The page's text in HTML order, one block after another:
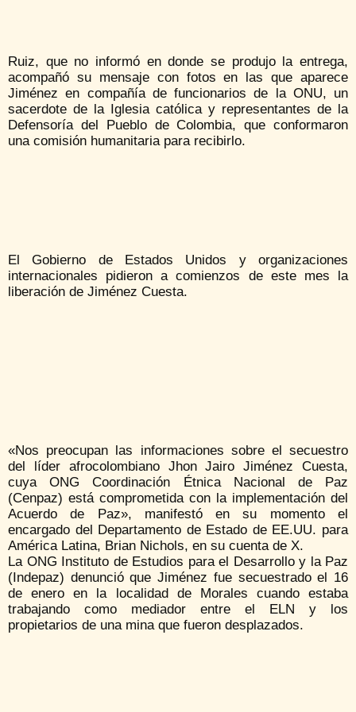
Ruiz, que no informó en donde se produjo la entrega,
acompañó su mensaje con fotos en las que aparece
Jiménez en compañía de funcionarios de la ONU, un
sacerdote de la Iglesia católica y representantes de la
Defensoría del Pueblo de Colombia, que conformaron
una comisión humanitaria para recibirlo.
El Gobierno de Estados Unidos y organizaciones
internacionales pidieron a comienzos de este mes la
liberación de Jiménez Cuesta.
«Nos preocupan las informaciones sobre el secuestro
del líder afrocolombiano Jhon Jairo Jiménez Cuesta,
cuya ONG Coordinación Étnica Nacional de Paz
(Cenpaz) está comprometida con la implementación del
Acuerdo de Paz», manifestó en su momento el
encargado del Departamento de Estado de EE.UU. para
América Latina, Brian Nichols, en su cuenta de X.
La ONG Instituto de Estudios para el Desarrollo y la Paz
(Indepaz) denunció que Jiménez fue secuestrado el 16
de enero en la localidad de Morales cuando estaba
trabajando como mediador entre el ELN y los
propietarios de una mina que fueron desplazados.